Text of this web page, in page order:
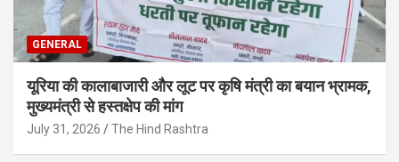
GENERAL
यूरिया की कालाबाजारी और लूट पर कृषि मंत्री का बयान भ्रामक,
मुख्यमंत्री से हस्तक्षेप की मांग
July 31, 2026 The Hind Rashtra